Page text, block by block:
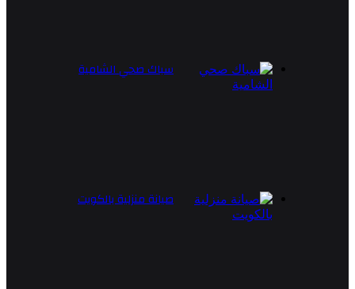
سباك صحي الشامية
صيانة منزلية بالكويت